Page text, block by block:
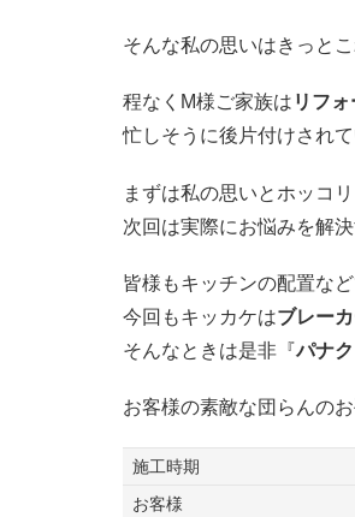
そんな私の思いはきっと
程なくM様ご家族は リフォ
忙しそうに後片付けされ
まずは私の思いとホッコ
次回は実際にお悩みを解
皆様もキッチンの配置な
今回もキッカケはブレー
そんなときは是非『パナ
お客様の素敵な団らんの
施工時期
お客様